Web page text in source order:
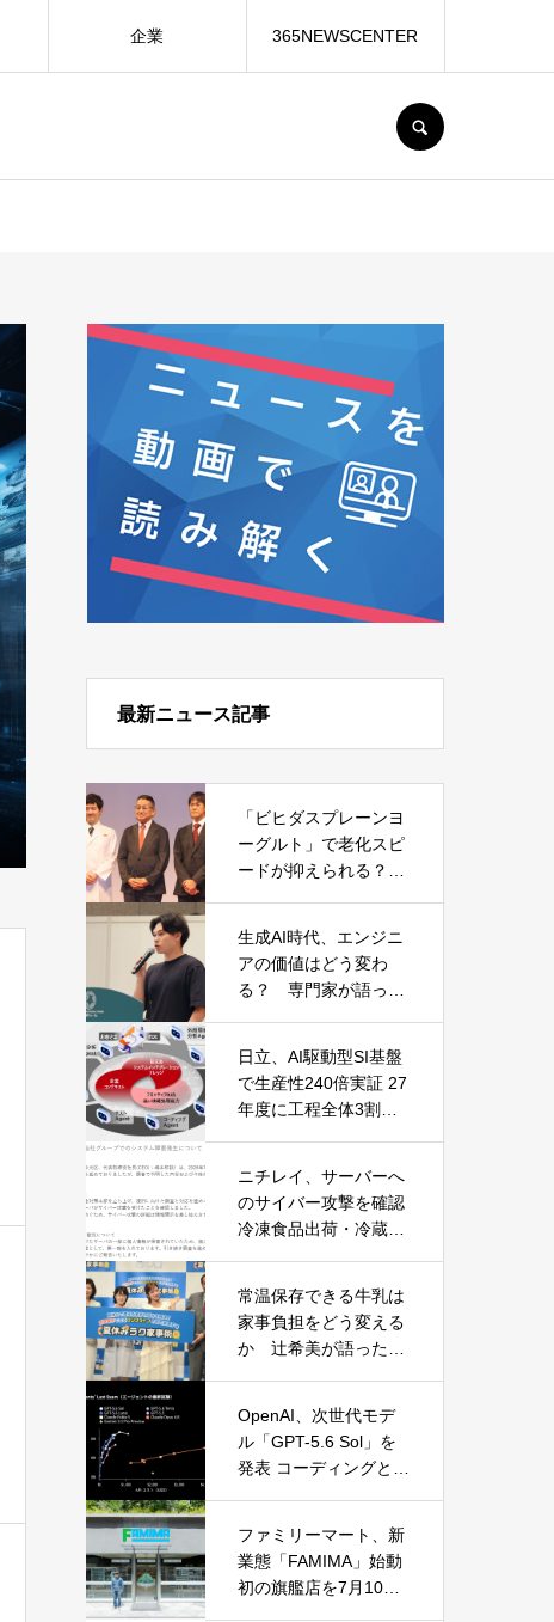
企業 365NEWSCENTER
最新ニュース記事
「ビヒダスプレーンヨ
ーグルト」で老化スピ
ードが抑えられる？
生成AI時代、エンジニ
アの価値はどう変わ
る？ 専門家が語った
日立、AI駆動型SI基盤
で生産性240倍実証 27
年度に工程全体3割向
ニチレイ、サーバーへ
のサイバー攻撃を確認
冷凍食品出荷・冷蔵倉
常温保存できる牛乳は
家事負担をどう変える
か 辻希美が語った夏
OpenAI、次世代モデ
ル「GPT-5.6 Sol」を
発表 コーディングとサ
ファミリーマート、新
業態「FAMIMA」始動
初の旗艦店を7月10日